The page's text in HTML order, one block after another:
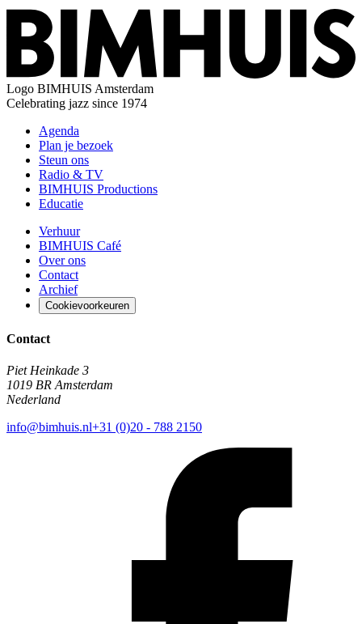
Logo BIMHUIS Amsterdam
Celebrating jazz since 1974
Agenda
Plan je bezoek
Steun ons
Radio & TV
BIMHUIS Productions
Educatie
Verhuur
BIMHUIS Café
Over ons
Contact
Archief
Cookievoorkeuren
Contact
Piet Heinkade 3
1019 BR Amsterdam
Nederland
info@bimhuis.nl+31 (0)20 - 788 2150